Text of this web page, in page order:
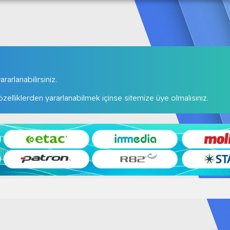
yararlanabilmek içinse sitemize üye olmalısınız.